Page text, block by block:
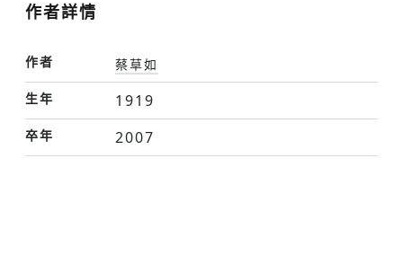
作者詳情
作者
蔡草如
生年
1919
卒年 2007